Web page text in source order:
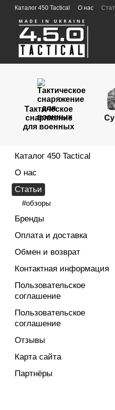
Перейти к основному контенту
Каталог 450 Tactical О нас
Тактическое
снаряжение
для военных
Каталог 450 Tactical
О нас
Статьи
#обзоры
Бренды
Оплата и доставка
Обмен и возврат
Контактная информация
Пользовательское
соглашение
Пользовательское
соглашение
Отзывы
Карта сайта
Партнёры